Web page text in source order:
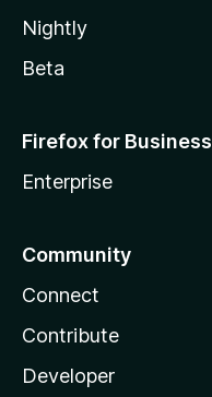
Nightly
Beta
Firefox for Business
Enterprise
Community
Connect
Contribute
Developer